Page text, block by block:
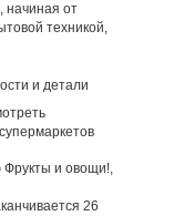
начиная от
техникой,
и детали
Фрукты и овощи!,
26